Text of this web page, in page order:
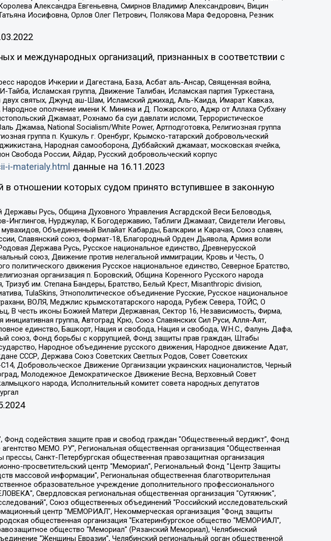
Александра Евгеньевна, Смирнов Владимир Александрович, Вицин
Иосифовна, Орлов Олег Петрович, Полякова Мара Федоровна, Резник
и международных организаций, признанных в соответствии с
народов Ичкерии и Дагестана, База, Асбат аль-Ансар, Священная война,
Исламская группа, Движение Талибан, Исламская партия Туркестана,
святых, Джунд аш-Шам, Исламский джихад, Аль-Каида, Имарат Кавказ,
ополчение имени К. Минина и Д. Пожарского, Аджр от Аллаха Субхану
Джамаат, Рохнамо ба суи давлати исломи, Террористическое
Джамаа, National Socialism/White Power, Артподготовка, Религиозная группа
группа п. Кушкуль г. Оренбург, Крымско-татарский добровольческий
Народная самооборона, Дуббайский джамаат, московская ячейка,
Свобода России, Айдар, Русский добровольческий корпус
i-materialy.html данные на 16.11.2023
отношении которых судом принято вступившее в законную
Русь, Община Духовного Управления Асгардской Веси Беловодья,
Нурджулар, К Богодержавию, Таблиги Джамаат, Свидетели Иеговы,
Объединенный Вилайат Кабарды, Балкарии и Карачая, Союз славян,
Славянский союз, Формат-18, Благородный Орден Дьявола, Армия воли
Держава Русь, Русское национальное единство, Древнерусской
союз, Движение против нелегальной иммиграции, Кровь и Честь, О
политического движения Русское национальное единство, Северное Братство,
организация п. Боровский, Община Коренного Русского народа
им. Степана Бандеры, Братство, Белый Крест, Misanthropic division,
TulaSkins, Этнополитическое объединение Русские, Русское национальное
ВОЛЯ, Меджлис крымскотатарского народа, Рубеж Севера, ТОЙС, О
В честь иконы Божией Матери Державная, Сектор 16, Независимость, Фирма,
группа, Автоград Крю, Союз Славянских Сил Руси, Алля-Аят,
единство, Башкорт, Нация и свобода, Нация и свобода, W.H.С., Фалунь Дафа,
союз, Фонд борьбы с коррупцией, Фонд защиты прав граждан, Штабы
Народное объединение русского движения, Народное движение Адат,
СССР, Держава Союз Советских Светлых Родов, Совет Советских
Добровольческое Движение Организации украинских националистов, Черный
Молодежное Демократическое Движение Весна, Верховный Совет
народа, Исполнительный комитет совета народных депутатов
Пискунов Сергей Евгеньевич, Смирнов Сергей Сергеевич, Тихонов Михаил Сергеевич, Общество с ограниченной ответственностью "ЖУРНАЛИСТ-ИНОСТРАННЫЙ АГЕНТ", Арапова Галина Юрьевна, Вольтская Татьяна Анатольевна, Американская компания "Mason G.E.S. Anonymous Foundation" (США), являющаяся владельцем интернет-издания https://mnews.world/, Компания "Stichting Bellingcat", зарегистрированная в Нидерландах (дата регистрации 11.07.2018), Захаров Андрей Вячеславович, Клепиковская Екатерина Дмитриевна, Общество с ограниченной ответственностью "МЕМО", Перл Роман Александрович, Симонов Евгений Алексеевич, Соловьева Елена Анатольевна, Сотников Даниил Владимирович, Сурначева Елизавета Дмитриевна, Автономная некоммерческая организация по защите прав человека и информированию населения "Якутия – Наше Мнение", Общество с ограниченной ответственностью "Москоу диджитал медиа", с 26.01.2023 Общество с ограниченной ответственностью "Чайка Белые сады", Ветошкина Валерия Валерьевна, Заговора Максим Александрович, Межрегиональное общественное движение "Российская ЛГБТ - сеть", Оленичев Максим Владимирович, Павлов Иван Юрьевич, Скворцова Елена Сергеевна, Общество с ограниченной ответственностью "Как бы инагент", Кочетков Игорь Викторович, Общество с ограниченной ответственностью "Честные выборы", Еланчик Олег Александрович, Общество с ограниченной ответственностью "Нобелевский призыв", Гималова Регина Эмилевна, Григорьев Андрей Валерьевич, Григорьева Алина Александровна, Ассоциация по содействию защите прав призывников, альтернативнослужащих и военнослужащих "Правозащитная группа "Гражданин.Армия.Право", Хисамова Регина Фаритовна, Автономная некоммерческая организация по реализации социально-правовых программ "Лилит", Дальневосточное общественное движение "Маяк", Санкт-Петербургская ЛГБТ-инициативная группа "Выход", Инициативная группа ЛГБТ+ "Реверс", Алексеев Андрей Викторович, Бекбулатова Таисия Львовна, Беляев Иван Михайлович, Владыкина Елена Сергеевна, Гельман Марат Александрович, Никульшина Вероника Юрьевна, Толоконникова Надежда Андреевна, Шендерович Виктор Анатольевич, Общество с ограниченной ответственностью "Данное сообщение", Общество с ограниченной ответственностью Издательский дом "Новая глава", Айнбиндер Александра Александровна, Московский комьюнити-центр для ЛГБТ+инициатив, Благотворительный фонд развития филантропии, Deutsche Welle (Германия, Kurt-Schumacher-Strasse 3, 53113 Bonn), Борзунова Мария Михайловна, Воробьев Виктор Викторович, Голубева Анна Львовна, Константинова Алла Михайловна, Малкова Ирина Владимировна, Мурадов Мурад Абдулгалимович, Осетинская Елизавета Николаевна, Понасенков Евгений Николаевич, Ганапольский Матвей Юрьевич, Киселев Евгений Алексеевич, Борухович Ирина Григорьевна, Дремин Иван Тимофеевич, Дубровский Дмитрий Викторович, Красноярская региональная общественная организация поддержки и развития альтернативных образовательных технологий и межкультурных коммуникаций "ИНТЕРРА", Маяковская Екатерина Алексеевна, Фейгин Марк Захарович, Филимонов Андрей Викторович, Дзугкоева Регина Николаевна, Доброхотов Роман Александрович, Дудь Юрий Александрович, Елкин Сергей Владимирович, Кругликов Кирилл Игоревич, Сабунаева Мария Леонидовна, Семенов Алексей Владимирович, Шаинян Карен Багратович, Шульман Екатерина Михайловна, Асафьев Артур Валерьевич, Вахштайн Виктор Семенович, Венедиктов Алексей Алексеевич, Лушникова Екатерина Евгеньевна, Волков Леонид Михайлович, Невзоров Александр Глебович, Пархоменко Сергей Борисович, Сироткин Ярослав Николаевич, Кара-Мурза Владимир Владимирович, Баранова Наталья Владимировна, Гозман Леонид Яковлевич, Кагарлицкий Борис Юльевич, Климарев Михаил Валерьевич, Милов Владимир Станиславович, Автономная некоммерческая организация Краснодарский центр современного искусства "Типография", Моргенштерн Алишер Тагирович, Соболь Любовь Эдуардовна, Общество с ограниченной ответственностью "ЛИЗА НОРМ", Каспаров Гарри Кимович, Ходорковский Михаил Борисович, Общество с ограниченной ответственностью "Апрельские тезисы", Данилович Ирина Брониславовна, Кашин Олег Владимирович, Петров Николай Владимирович, Пивоваров Алексей Владимирович, Соколов Михаил Владимирович, Цветкова Юлия Владимировна, Чичваркин Евгений Александрович, Комитет против пыток/Команда против пыток, Общество с ограниченной ответственностью "Первый научный", Общество с ограниченной ответственностью "Вертолет и ко", Белоцерковская Вероника Борисовна, Кац Максим Евгеньевич, Лазарева Татьяна Юрьевна, Шаведдинов Руслан Табризович, Яшин Илья Валерьевич, Общество с ограниченной ответственностью "Иноагент ААВ", Алешковский Дмитрий Петрович, Альбац Евгения Марковна, Быков Дмитрий Львович, Галямина Юлия Евгеньевна, Лойко Сергей Леонидович, Мартынов Кирилл Константинович, Медведев Сергей Александрович, Крашенинников Федор Геннадиевич, Гордеева Катерина Вл